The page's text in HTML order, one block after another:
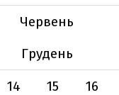
Червень
Грудень
14 15 16